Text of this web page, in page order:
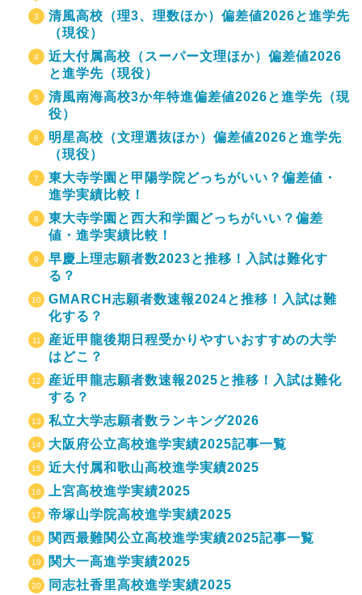
清風高校（理3、理数ほか）偏差値2026と進学先
（現役）
近大付属高校（スーパー文理ほか）偏差値2026
と進学先（現役）
清風南海高校3か年特進偏差値2026と進学先（現
役）
明星高校（文理選抜ほか）偏差値2026と進学先
（現役）
東大寺学園と甲陽学院どっちがいい？偏差値・
進学実績比較！
東大寺学園と西大和学園どっちがいい？偏差
値・進学実績比較！
早慶上理志願者数2023と推移！入試は難化す
る？
GMARCH志願者数速報2024と推移！入試は難
化する？
産近甲龍後期日程受かりやすいおすすめの大学
はどこ？
産近甲龍志願者数速報2025と推移！入試は難化
する？
私立大学志願者数ランキング2026
大阪府公立高校進学実績2025記事一覧
近大付属和歌山高校進学実績2025
上宮高校進学実績2025
帝塚山学院高校進学実績2025
関西最難関公立高校進学実績2025記事一覧
関大一高進学実績2025
同志社香里高校進学実績2025